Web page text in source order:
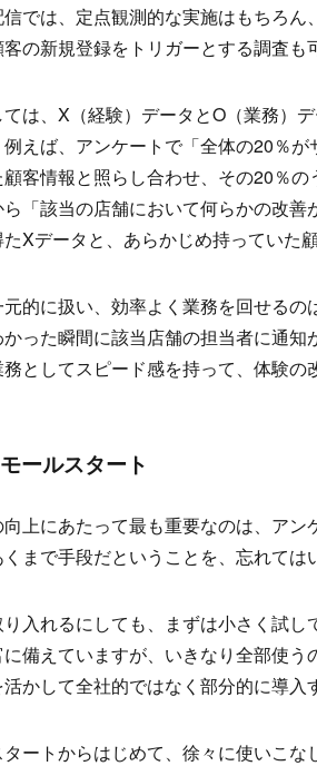
信では、定点観測的な実施はもちろ
の新規登録をトリガーとする調査も
は、X（経験）データとO（業務）
えば、アンケートで「全体の20％
顧客情報と照らし合わせ、その20％
「該当の店舗において何らかの改
Xデータと、あらかじめ持っていた
的に扱い、効率よく業務を回せる
った瞬間に該当店舗の担当者に通
としてスピード感を持って、体験の
ールスタート
上にあたって最も重要なのは、アン
まで手段だということを、忘れては
入れるにしても、まずは小さく試
に備えていますが、いきなり全部使
活かして全社的ではなく部分的に導入
ートからはじめて、徐々に使いこ